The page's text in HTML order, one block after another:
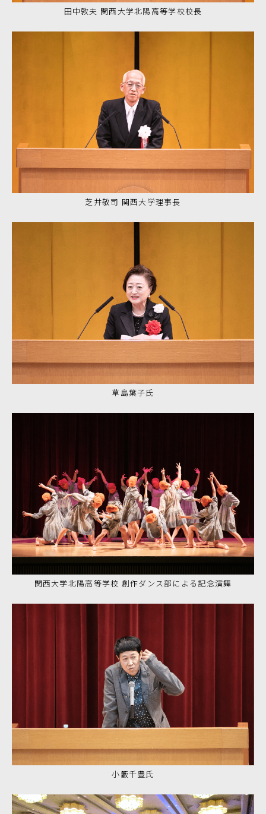
田中敦夫 関西大学北陽高等学校校長
芝井敬司 関西大学理事長
草島葉子氏
関西大学北陽高等学校 創作ダンス部による 記念演舞
小籔千豊氏